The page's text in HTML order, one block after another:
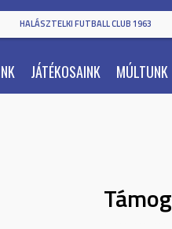
HALÁSZTELKI FUTBALL CLUB 1963
JÁTÉKOSAINK MÚLTUNK